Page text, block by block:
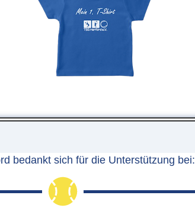
bedankt sich für die Unterstützung bei: